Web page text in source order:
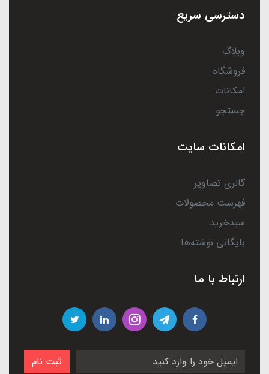
دسترسی سریع
وبلاگ
فروشگاه
امکانات
جستجو
امکانات سایت
گالری تصاویر
فهرست محصولات
سبدخرید
بایگانی نوشته‌ها
ارتباط با ما
ثبت نام